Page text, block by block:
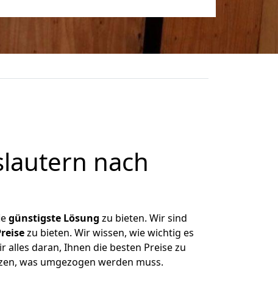
nach
günstigste Lösung zu bieten. Wir sind
zu bieten. Wir wissen, wie wichtig es
daran, Ihnen die besten Preise zu
was umgezogen werden muss.